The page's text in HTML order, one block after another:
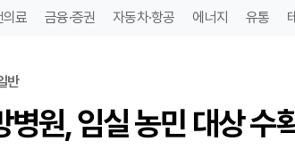
의료 금융·증권 자동차·항공 에너지 유통
반
병원, 임실 농민 대상 수